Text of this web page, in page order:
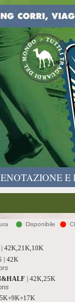
E
Disponibile
| 42K,21K,10K
| 42K
| 42K,25K